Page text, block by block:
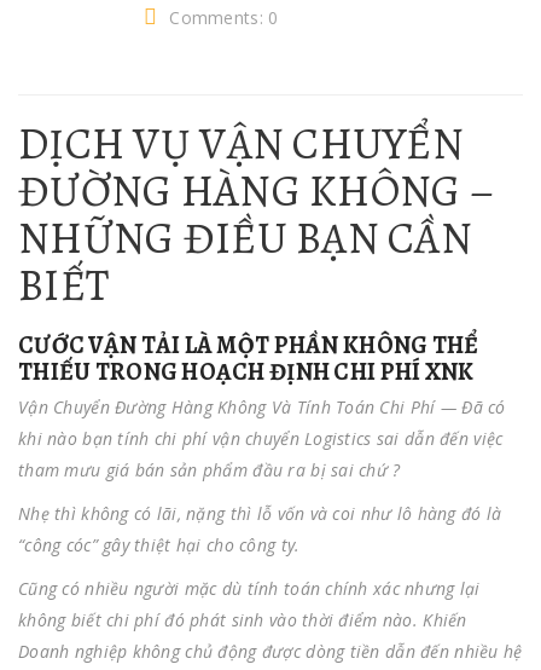
Comments: 0
DỊCH VỤ VẬN CHUYỂN
ĐƯỜNG HÀNG KHÔNG –
NHỮNG ĐIỀU BẠN CẦN
BIẾT
CƯỚC VẬN TẢI LÀ MỘT PHẦN KHÔNG THỂ
THIẾU TRONG HOẠCH ĐỊNH CHI PHÍ XNK
Vận Chuyển Đường Hàng Không Và Tính Toán Chi Phí — Đã có
khi nào bạn tính chi phí vận chuyển Logistics sai dẫn đến việc
tham mưu giá bán sản phẩm đầu ra bị sai chứ ?
Nhẹ thì không có lãi, nặng thì lỗ vốn và coi như lô hàng đó là
“công cóc” gây thiệt hại cho công ty.
Cũng có nhiều người mặc dù tính toán chính xác nhưng lại
không biết chi phí đó phát sinh vào thời điểm nào. Khiến
Doanh nghiệp không chủ động được dòng tiền dẫn đến nhiều hệ